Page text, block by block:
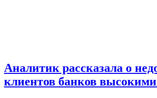
Аналитик рассказала о
клиентов банков